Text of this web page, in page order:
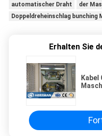
automatischer Draht
der
Doppeldreheinschlag bunching
Erhalten Sie
Kabel